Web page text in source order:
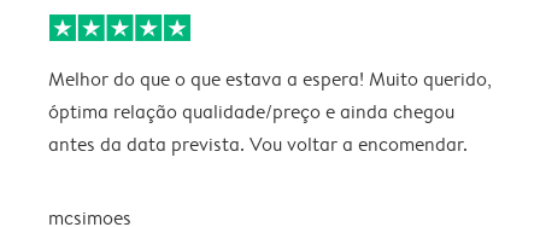
Melhor do que o que estava a espera! Muito querido,
óptima relação qualidade/preço e ainda chegou
antes da data prevista. Vou voltar a encomendar.
mcsimoes